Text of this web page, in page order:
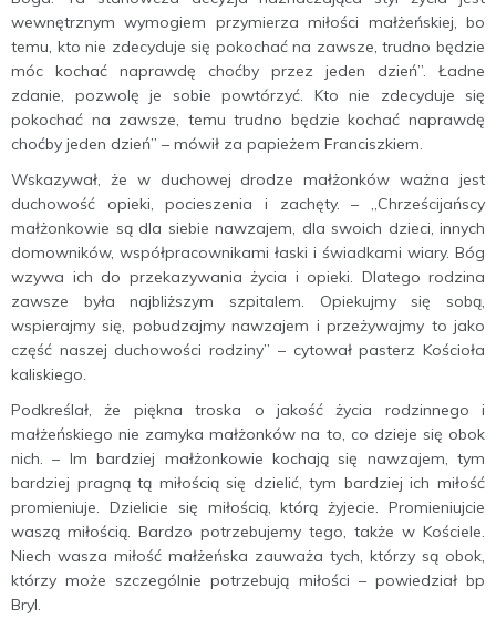
wewnętrznym wymogiem przymierza miłości małżeńskiej, bo
temu, kto nie zdecyduje się pokochać na zawsze, trudno będzie
móc kochać naprawdę choćby przez jeden dzień”. Ładne
zdanie, pozwolę je sobie powtórzyć. Kto nie zdecyduje się
pokochać na zawsze, temu trudno będzie kochać naprawdę
choćby jeden dzień” – mówił za papieżem Franciszkiem.
Wskazywał, że w duchowej drodze małżonków ważna jest
duchowość opieki, pocieszenia i zachęty. – „Chrześcijańscy
małżonkowie są dla siebie nawzajem, dla swoich dzieci, innych
domowników, współpracownikami łaski i świadkami wiary. Bóg
wzywa ich do przekazywania życia i opieki. Dlatego rodzina
zawsze była najbliższym szpitalem. Opiekujmy się sobą,
wspierajmy się, pobudzajmy nawzajem i przeżywajmy to jako
część naszej duchowości rodziny” – cytował pasterz Kościoła
kaliskiego.
Podkreślał, że piękna troska o jakość życia rodzinnego i
małżeńskiego nie zamyka małżonków na to, co dzieje się obok
nich. – Im bardziej małżonkowie kochają się nawzajem, tym
bardziej pragną tą miłością się dzielić, tym bardziej ich miłość
promieniuje. Dzielicie się miłością, którą żyjecie. Promieniujcie
waszą miłością. Bardzo potrzebujemy tego, także w Kościele.
Niech wasza miłość małżeńska zauważa tych, którzy są obok,
którzy może szczególnie potrzebują miłości – powiedział bp
Bryl.